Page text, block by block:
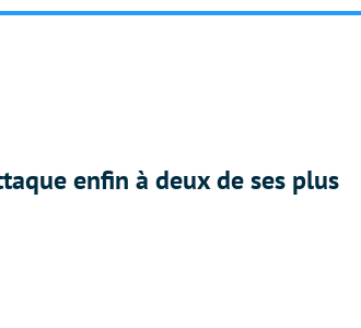
enfin à deux de ses plus